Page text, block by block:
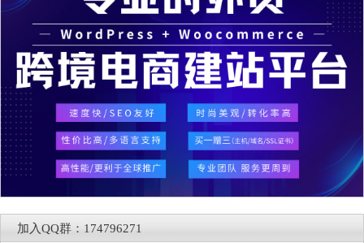
加入QQ群：174796271